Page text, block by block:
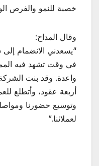
خصبة للنمو والفرص
وقال المداح:
“يسعدني الانضمام إلى
في وقت تشهد فيه
واعدة. وقد بنت
أربعة عقود، وأتطلع
وتوسيع حضورنا
لعملائنا.”